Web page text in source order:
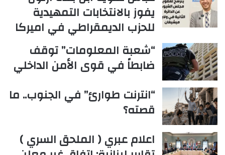
يفوز بالانتخابات التمهيدية
للحزب الديمقراطي في اميركا
“شعبة المعلومات” توقف
ضابطاً في قوى الأمن الداخلي
“انترنت طوارئ” في الجنوب.. ما
قصته؟
اعلام عبري ( الملحق السري )